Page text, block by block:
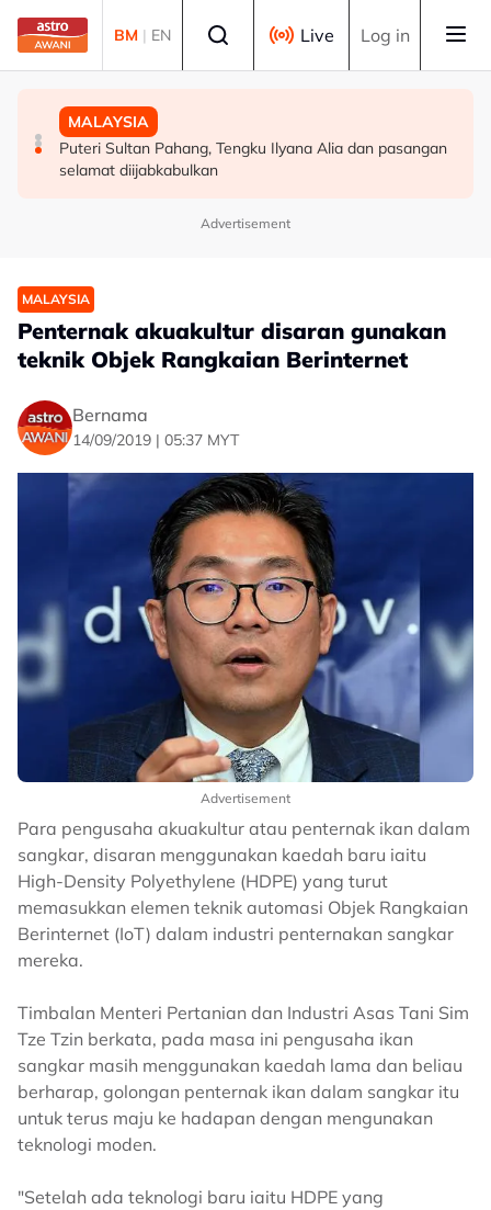
Skip to main content
BM | EN Live Log in
MALAYSIA
Ikhtiar tingkat peruntukan pertahanan bukti komitmen
kerajaan modenkan ATM - Panglima
DUNIA
Menteri Luar Iran seru negara Islam "bergantung
sesama sendiri"
MALAYSIA
Puteri Sultan Pahang, Tengku Ilyana Alia dan pasangan
selamat diijabkabulkan
Advertisement
MALAYSIA
Penternak akuakultur disaran gunakan
teknik Objek Rangkaian Berinternet
Bernama
14/09/2019 | 05:37 MYT
Advertisement
Para pengusaha akuakultur atau penternak ikan dalam
sangkar, disaran menggunakan kaedah baru iaitu
High-Density Polyethylene (HDPE) yang turut
memasukkan elemen teknik automasi Objek Rangkaian
Berinternet (IoT) dalam industri penternakan sangkar
mereka.
Timbalan Menteri Pertanian dan Industri Asas Tani Sim
Tze Tzin berkata, pada masa ini pengusaha ikan
sangkar masih menggunakan kaedah lama dan beliau
berharap, golongan penternak ikan dalam sangkar itu
untuk terus maju ke hadapan dengan mengunakan
teknologi moden.
"Setelah ada teknologi baru iaitu HDPE yang